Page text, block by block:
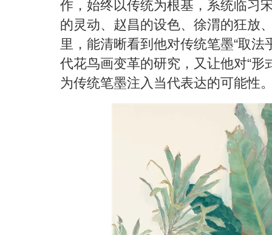
作，始终以传统为根基 ， 系统临习
的灵动、赵昌的设色、徐渭的狂放
里，能清晰看到他对传统笔墨“取法
代花鸟画变革的研究，又让他对“形
为传统笔墨注入当代表达的可能性